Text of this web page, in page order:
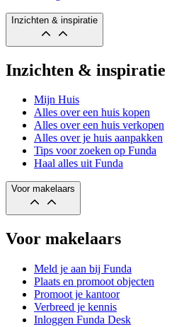
Inzichten & inspiratie
Inzichten & inspiratie
Mijn Huis
Alles over een huis kopen
Alles over een huis verkopen
Alles over je huis aanpakken
Tips voor zoeken op Funda
Haal alles uit Funda
Voor makelaars
Voor makelaars
Meld je aan bij Funda
Plaats en promoot objecten
Promoot je kantoor
Verbreed je kennis
Inloggen Funda Desk